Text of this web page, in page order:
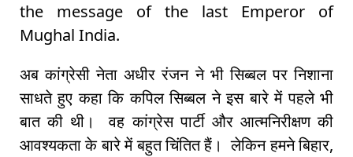
the message of the last Emperor of
Mughal India.
अब कांग्रेसी नेता अधीर रंजन ने भी सिब्बल पर निशाना
साधते हुए कहा कि कपिल सिब्बल ने इस बारे में पहले भी
बात की थी। वह कांग्रेस पार्टी और आत्मनिरीक्षण की
आवश्यकता के बारे में बहुत चिंतित हैं। लेकिन हमने बिहार,